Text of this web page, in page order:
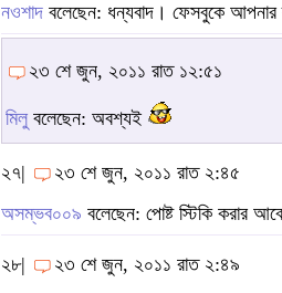
নওশাদ বলেছেন: ধন্যবাদ। ফেসবুকে আপনার
২৩ শে জুন, ২০১১ রাত ১২:৫১
মিলু বলেছেন: অবশ্যই
২৭|
২৩ শে জুন, ২০১১ রাত ২:৪৫
অসম্ভব০০৯ বলেছেন: পোষ্ট স্টিকি করার
২৮|
২৩ শে জুন, ২০১১ রাত ২:৪৯